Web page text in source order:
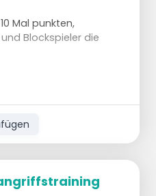
Mal punkten,
Blockspieler die